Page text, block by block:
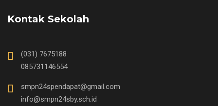
Kontak Sekolah
(031) 7675188
085731146554
smpn24spendapat@gmail.com
info@smpn24sby.sch.id